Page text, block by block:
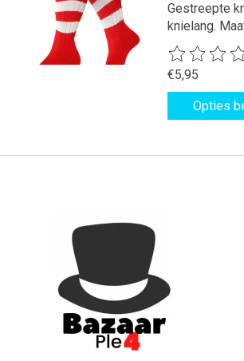
Gestreepte
knielang.
De
€5,95
Opties